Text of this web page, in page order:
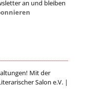
an und bleiben
Mit der
Salon e.V. |